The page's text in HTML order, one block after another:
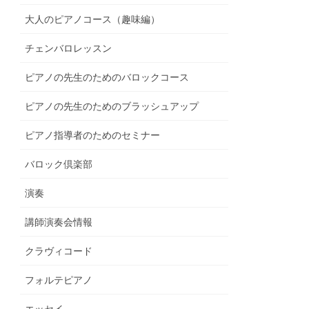
大人のピアノコース（趣味編）
チェンバロレッスン
ピアノの先生のためのバロックコース
ピアノの先生のためのブラッシュアップ
ピアノ指導者のためのセミナー
バロック倶楽部
演奏
講師演奏会情報
クラヴィコード
フォルテピアノ